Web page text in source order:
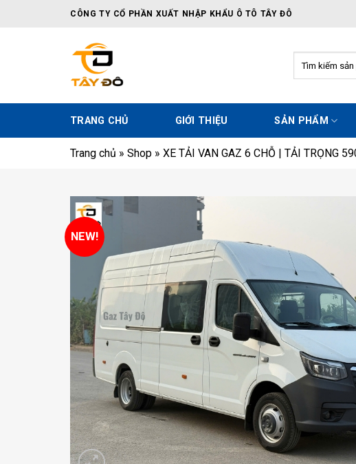
CÔNG TY CỔ PHẦN XUẤT NHẬP KHẨU Ô TÔ TÂY ĐÔ
kiếm:
TRANG CHỦ GIỚI THIỆU SẢN PHẨM
Trang chủ » Shop » XE TẢI VAN GAZ 6 CHỖ | TẢI TRỌNG
NEW!